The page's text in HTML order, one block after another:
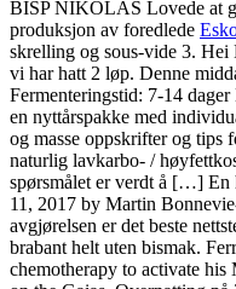
BISP NIKOLAS Lovede at
produksjon av foredlede
skrelling og sous-vide 3. Hei
vi har hatt 2 løp. Denne
Fermenteringstid: 7-14
en nyttårspakke med
og masse oppskrifter og tips
naturlig lavkarbo- /
spørsmålet er verdt å […] En
11, 2017 by Martin
avgjørelsen er det beste
brabant helt uten bismak.
chemotherapy to activate